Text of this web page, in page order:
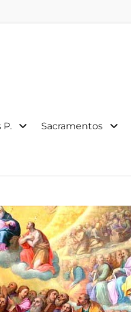
P. Sacramentos